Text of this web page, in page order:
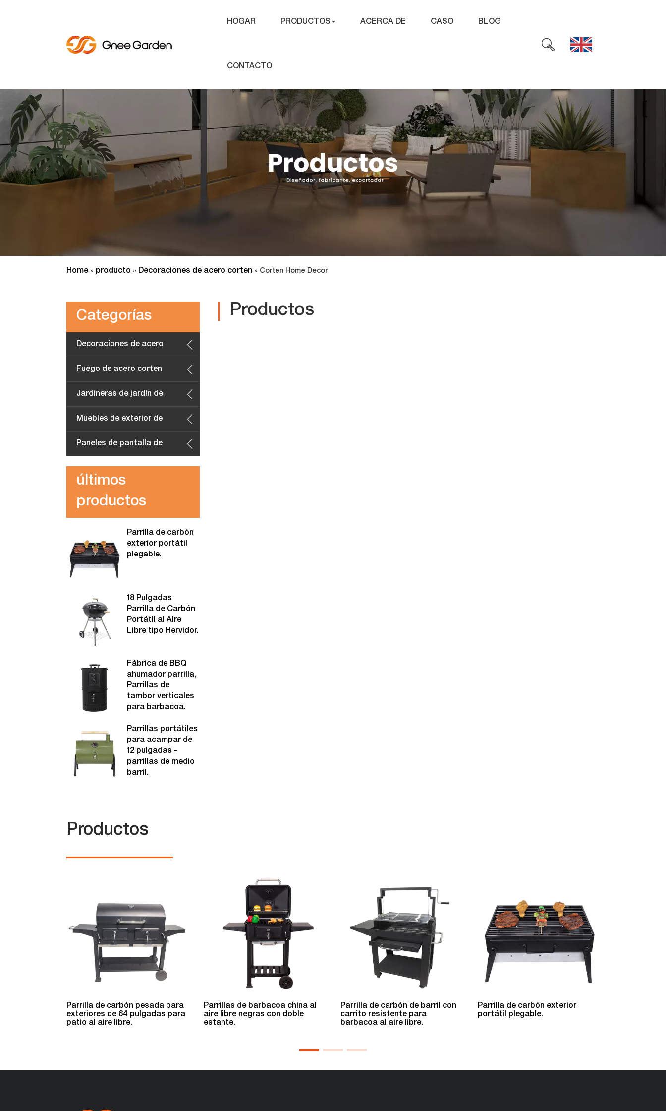
HOGAR PRODUCTOS ACERCA DE CASO BLOG
CONTACTO
Home » producto » Decoraciones de acero corten » Corten Home Decor
Categorías
Decoraciones de acero
corten
Fuego de acero corten
Jardineras de jardín de
acero corten
Muebles de exterior de
acero corten
Paneles de pantalla de
acero corten
últimos
productos
Parrilla de carbón
exterior portátil
plegable.
18 Pulgadas
Parrilla de Carbón
Portátil al Aire
Libre tipo Hervidor.
Fábrica de BBQ
ahumador parrilla,
Parrillas de
tambor verticales
para barbacoa.
Parrillas portátiles
para acampar de
12 pulgadas -
parrillas de medio
barril.
Productos
Productos
Parrilla de carbón pesada para
exteriores de 64 pulgadas para
patio al aire libre.
Parrillas de barbacoa china al
aire libre negras con doble
estante.
Parrilla de carbón de barril con
carrito resistente para
barbacoa al aire libre.
Parrilla de carbón exterior
portátil plegable.